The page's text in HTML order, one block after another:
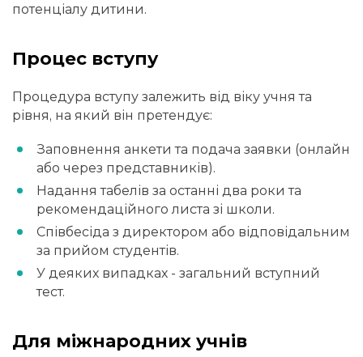
потенціалу дитини.
Процес вступу
Процедура вступу залежить від віку учня та
рівня, на який він претендує:
Заповнення анкети та подача заявки (онлайн
або через представників).
Надання табелів за останні два роки та
рекомендаційного листа зі школи.
Співбесіда з директором або відповідальним
за прийом студентів.
У деяких випадках - загальний вступний
тест.
Для міжнародних учнів